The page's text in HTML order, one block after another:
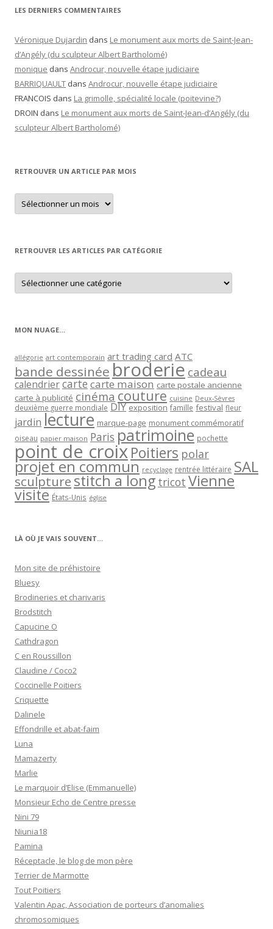
LES DERNIERS COMMENTAIRES
Véronique Dujardin dans Le monument aux morts de Saint-Jean-
d’Angély (du sculpteur Albert Bartholomé)
monique dans Androcur, nouvelle étape judiciaire
BARRIQUAULT dans Androcur, nouvelle étape judiciaire
FRANCOIS dans La grimolle, spécialité locale (poitevine?)
DROIN dans Le monument aux morts de Saint-Jean-d’Angély (du
sculpteur Albert Bartholomé)
RETROUVER UN ARTICLE PAR MOIS
Retrouver
un
article
RETROUVER LES ARTICLES PAR CATÉGORIE
Retrouver
les
articles
MON NUAGE…
allégorie art contemporain art trading card ATC
bande dessinée broderie cadeau
calendriercartecarte maison carte postale ancienne
carte à publicité cinéma couture cuisine Deux-Sèvres
deuxième guerre mondiale DIY exposition famille festival fleur
jardin lecture marque-page monument commémoratif
oiseau papier maison Paris patrimoine pochette
point de croixPoitiers polar
projet en commun recyclage rentrée littéraire SAL
sculpturestitch a long tricot Vienne
visite États-Unis église
LÀ OÙ JE VAIS SOUVENT…
Mon site de préhistoire
Bluesy
Brodineries et charivaris
Brodstitch
Capucine O
Cathdragon
C en Roussillon
Claudine / Coco2
Coccinelle Poitiers
Criquette
Dalinele
Effondrille et abat-faim
Luna
Mamazerty
Marlie
Le marquoir d’Elise (Emmanuelle)
Monsieur Echo de Centre presse
Nini 79
Niunia18
Pamina
Réceptacle, le blog de mon père
Terrier de Marmotte
Tout Poitiers
Valentin Apac, Association de porteurs d’anomalies
chromosomiques